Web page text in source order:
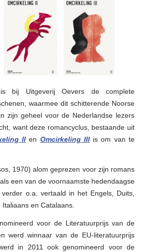
Nederlands
bij Uitgeverij Oevers de complete
waarmee dit schitterende Noorse
zijn geheel voor de Nederlandse lezers
want deze romancyclus, bestaande uit
II en Omcirkeling IIIis om van te
1970) alom geprezen voor zijn romans
een van de voornaamste hedendaagse
o.a. vertaald in het Engels, Duits,
en Catalaans.
voor de Literatuurprijs van de
werd winnaar van de EU-literatuurprijs
in 2011 ook genomineerd voor de